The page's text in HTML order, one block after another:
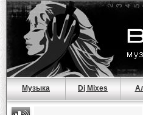
Музыка Dj Mixes